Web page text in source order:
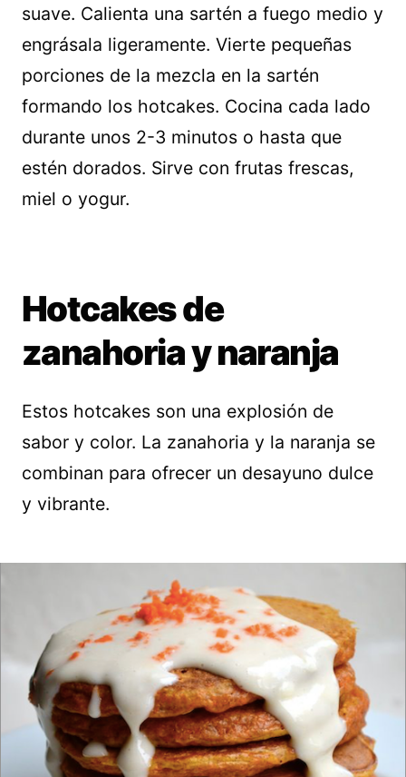
suave. Calienta una sartén a fuego medio y
engrásala ligeramente. Vierte pequeñas
porciones de la mezcla en la sartén
formando los hotcakes. Cocina cada lado
durante unos 2-3 minutos o hasta que
estén dorados. Sirve con frutas frescas,
miel o yogur.
Hotcakes de
zanahoria y naranja
Estos hotcakes son una explosión de
sabor y color. La zanahoria y la naranja se
combinan para ofrecer un desayuno dulce
y vibrante.